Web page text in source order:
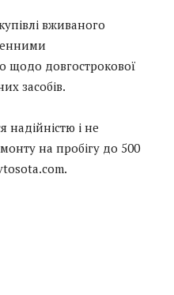
вживаного
щодо довгострокової
засобів.
надійністю і не
на пробігу до 500